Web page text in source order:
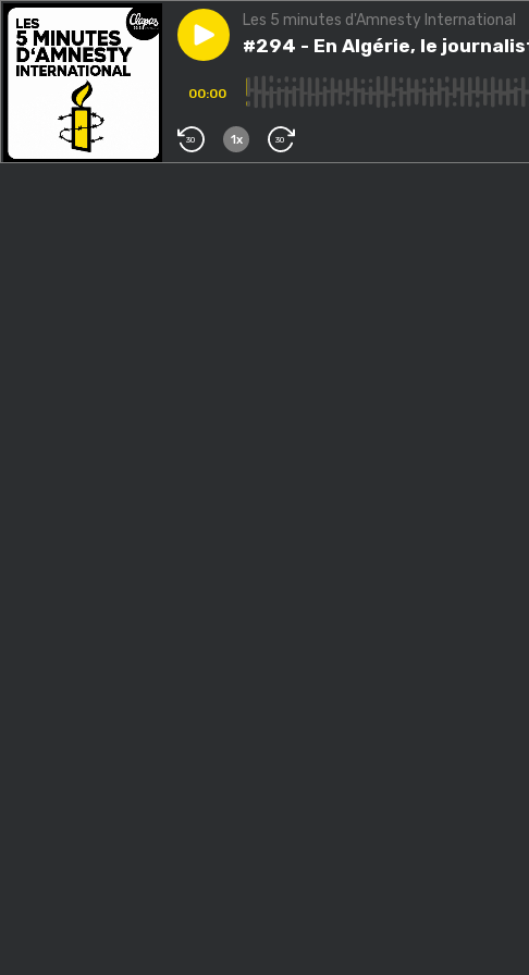
Play episode#294 - En Algérie, le journaliste
Les 5 minutes d'Amnesty International
#294 - En Algérie, le
00:00
30 1x 30